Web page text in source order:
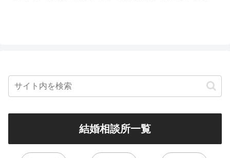
結婚相談所一覧